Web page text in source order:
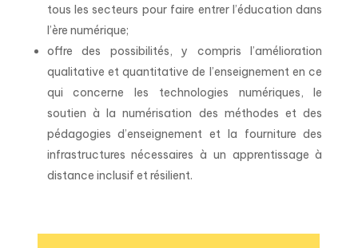
tous les secteurs pour faire entrer l’éducation dans
l’ère numérique;
offre des possibilités, y compris l’amélioration
qualitative et quantitative de l’enseignement en ce
qui concerne les technologies numériques, le
soutien à la numérisation des méthodes et des
pédagogies d’enseignement et la fourniture des
infrastructures nécessaires à un apprentissage à
distance inclusif et résilient.